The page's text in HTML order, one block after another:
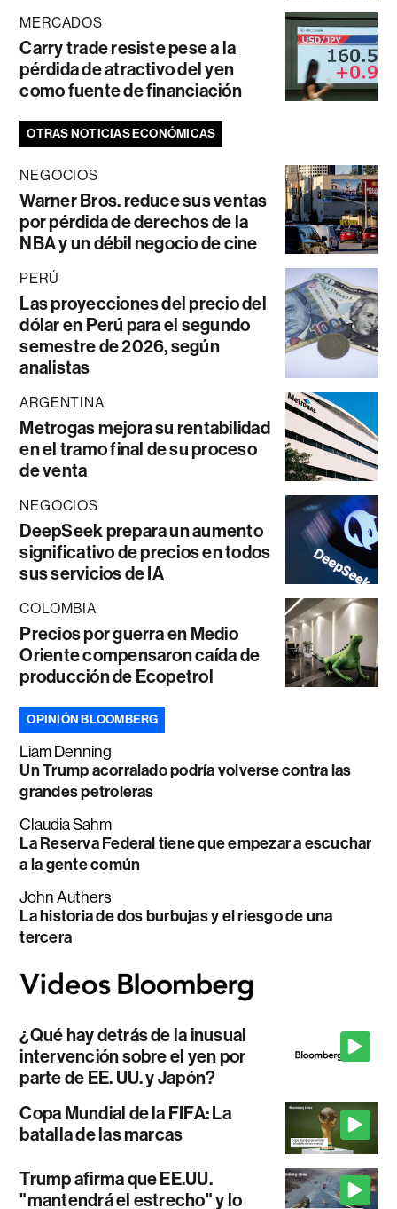
MERCADOS
Carry trade resiste pese a la
pérdida de atractivo del yen
como fuente de financiación
OTRAS NOTICIAS ECONÓMICAS
NEGOCIOS
Warner Bros. reduce sus ventas
por pérdida de derechos de la
NBA y un débil negocio de cine
PERÚ
Las proyecciones del precio del
dólar en Perú para el segundo
semestre de 2026, según
analistas
ARGENTINA
Metrogas mejora su rentabilidad
en el tramo final de su proceso
de venta
NEGOCIOS
DeepSeek prepara un aumento
significativo de precios en todos
sus servicios de IA
COLOMBIA
Precios por guerra en Medio
Oriente compensaron caída de
producción de Ecopetrol
OPINIÓN BLOOMBERG
Liam Denning
Un Trump acorralado podría volverse contra las
grandes petroleras
Claudia Sahm
La Reserva Federal tiene que empezar a escuchar
a la gente común
John Authers
La historia de dos burbujas y el riesgo de una
tercera
¿Qué hay detrás de la inusual
intervención sobre el yen por
parte de EE. UU. y Japón?
Copa Mundial de la FIFA: La
batalla de las marcas
Trump afirma que EE.UU.
"mantendrá el estrecho" y lo